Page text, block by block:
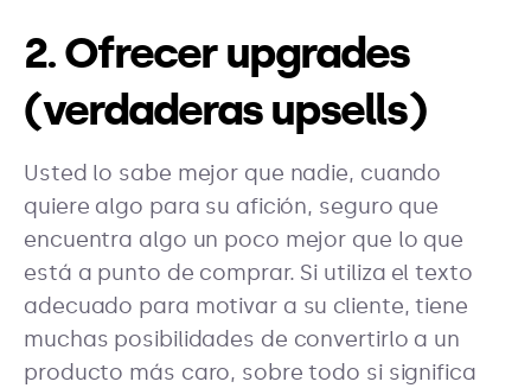
2. Ofrecer upgrades
(verdaderas upsells)
Usted lo sabe mejor que nadie, cuando
quiere algo para su afición, seguro que
encuentra algo un poco mejor que lo que
está a punto de comprar. Si utiliza el texto
adecuado para motivar a su cliente, tiene
muchas posibilidades de convertirlo a un
producto más caro, sobre todo si significa